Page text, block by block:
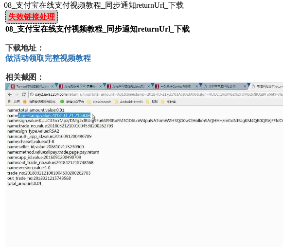
08_支付宝在线支付视频教程_同步通知returnUrl_下载
失效链接处理
08_支付宝在线支付视频教程_同步通知returnUrl_下载
下载地址：
做活动领取完整视频教程
相关截图：